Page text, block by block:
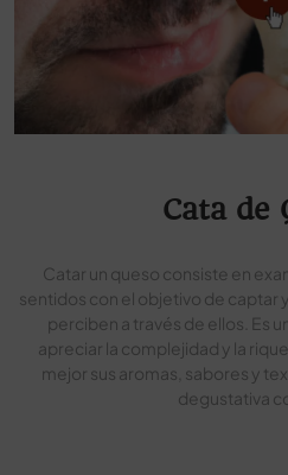
Cata de
Catar un queso consiste en
sentidos con el objetivo de captar
perciben a través de ellos. Es
apreciar la complejidad y la
mejor sus aromas, sabores y
degustativa